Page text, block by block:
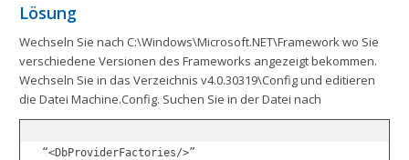
Lösung
Wechseln Sie nach C:\Windows\Microsoft.NET\Framework wo Sie
verschiedene Versionen des Frameworks angezeigt bekommen.
Wechseln Sie in das Verzeichnis v4.0.30319\Config und editieren
die Datei Machine.Config. Suchen Sie in der Datei nach
“<DbProviderFactories/>”